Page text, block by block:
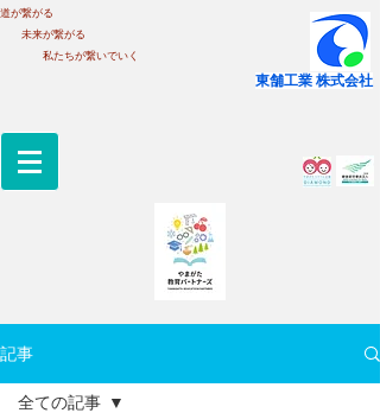
道が繋がる
未来が繋がる
私たちが繋いでいく
​東舗工業 株式会社
記事
全ての記事